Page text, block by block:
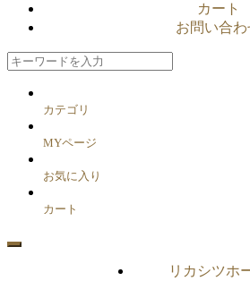
カート
お問い合わ
カテゴリ
MYページ
お気に入り
カート
リカシツホ